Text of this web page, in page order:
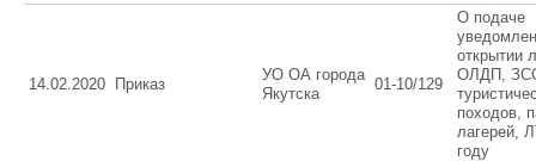
14.02.2020 Приказ
УО ОА города
Якутска
01-10/129
О подаче
открытии
ОЛДП,
походов,
лагерей,
году